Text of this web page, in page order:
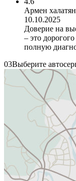
Армен халатян
10.10.2025
Доверие на
– это
полную
03Выберите